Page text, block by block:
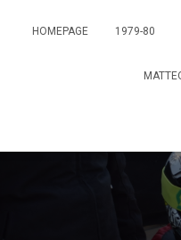
HOMEPAGE 1979-80